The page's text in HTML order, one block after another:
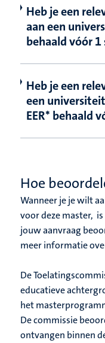
Heb je een
aan een
behaald vóór
Heb je een
een
EER* behaald
Hoe
Wanneer je je wilt
voor deze master,
jouw aanvraag
meer informatie
De
educatieve
het
De commissie
ontvangen binnen